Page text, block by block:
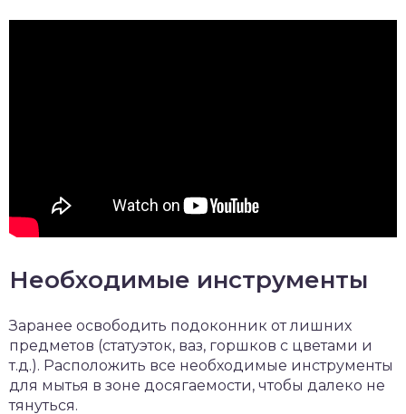
Необходимые инструменты
Заранее освободить подоконник от лишних
предметов (статуэток, ваз, горшков с цветами и
т.д.). Расположить все необходимые инструменты
для мытья в зоне досягаемости, чтобы далеко не
тянуться.